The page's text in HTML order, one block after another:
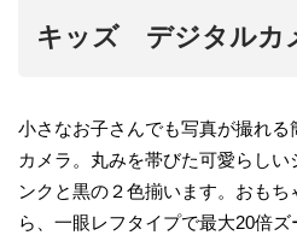
キッズ デジタルカ
小さなお子さんでも写真が撮れ
カメラ。丸みを帯びた可愛らし
ンクと黒の２色揃います。おも
ら、一眼レフタイプで最大20倍